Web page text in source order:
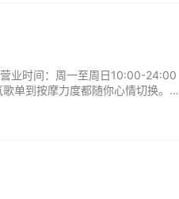
业时间：周一至周日10:00-24:00
单到按摩力度都随你心情切换。